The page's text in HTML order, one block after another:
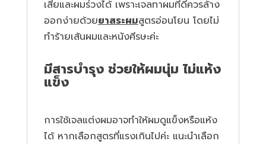
เสียและผมร่วงได้ เพราะเจลทาผมที่ดีควรล้าง
ออกง่ายด้วยยาสระผมสูตรอ่อนโยน โดยไม่
ทำร้ายเส้นผมและหนังศีรษะค่ะ
มีสารบำรุง ช่วยให้ผมนุ่ม ไม่แห้ง
แข็ง
การใช้เจลแต่งผมอาจทำให้ผมดูแข็งหรือแห้ง
ได้ หากเลือกสูตรที่แรงเกินไปค่ะ แนะนำเลือก